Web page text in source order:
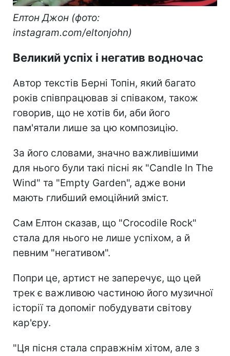
Елтон Джон (фото:
instagram.com/eltonjohn)
Великий успіх і негатив водночас
Автор текстів Берні Топін, який багато
років співпрацював зі співаком, також
говорив, що не хотів би, аби його
пам'ятали лише за цю композицію.
За його словами, значно важливішими
для нього були такі пісні як "Candle In The
Wind" та "Empty Garden", адже вони
мають глибший емоційний зміст.
Сам Елтон сказав, що "Crocodile Rock"
стала для нього не лише успіхом, а й
певним "негативом".
Попри це, артист не заперечує, що цей
трек є важливою частиною його музичної
історії та допоміг побудувати світову
кар'єру.
"Ця пісня стала справжнім хітом, але з